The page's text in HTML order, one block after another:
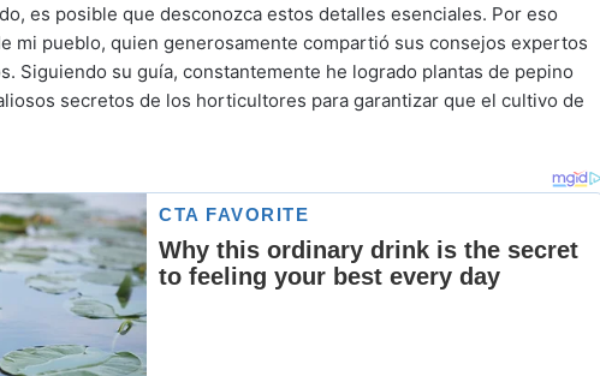
es posible que desconozca estos detalles esenciales. Por eso
mi pueblo, quien generosamente compartió sus consejos expertos
Siguiendo su guía, constantemente he logrado plantas de pepino
secretos de los horticultores para garantizar que el cultivo de